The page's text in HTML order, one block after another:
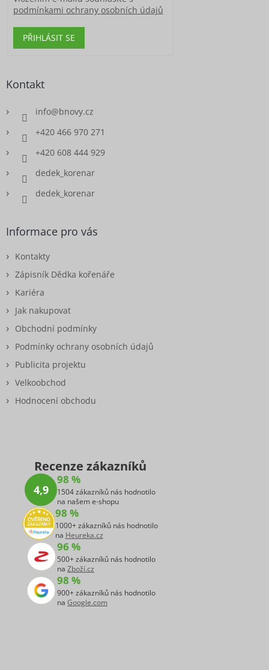
podmínkami ochrany osobních údajů
PŘIHLÁSIT SE
Kontakt
info@bnovy.cz
+420 466 970 271
+420 608 444 929
dedek_korenar
dedek_korenar
Informace pro vás
Kontakty
Zápisník Dědka kořenáře
Kariéra
Jak nakupovat
Obchodní podmínky
Podmínky ochrany osobních údajů
Publicita projektu
Velkoobchod
Hodnocení obchodu
Recenze zákazníků
4,9
98 %
1504 zákazníků nás hodnotilo
na našem e-shopu
98 %
1000+ zákazníků nás hodnotilo
na Heureka.cz
96 %
500+ zákazníků nás hodnotilo
na Zboží.cz
98 %
900+ zákazníků nás hodnotilo
na Google.com